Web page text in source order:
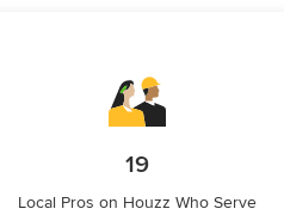
19
Local Pros on Houzz Who Serve